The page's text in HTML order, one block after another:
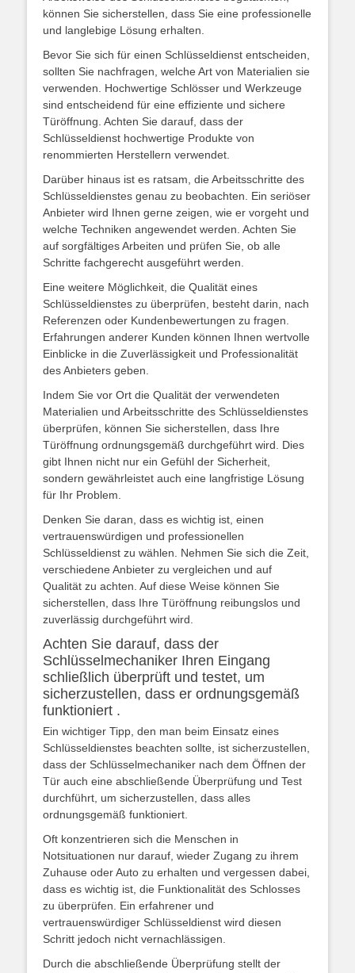
können Sie sicherstellen, dass Sie eine professionelle
und langlebige Lösung erhalten.
Bevor Sie sich für einen Schlüsseldienst entscheiden,
sollten Sie nachfragen, welche Art von Materialien sie
verwenden. Hochwertige Schlösser und Werkzeuge
sind entscheidend für eine effiziente und sichere
Türöffnung. Achten Sie darauf, dass der
Schlüsseldienst hochwertige Produkte von
renommierten Herstellern verwendet.
Darüber hinaus ist es ratsam, die Arbeitsschritte des
Schlüsseldienstes genau zu beobachten. Ein seriöser
Anbieter wird Ihnen gerne zeigen, wie er vorgeht und
welche Techniken angewendet werden. Achten Sie
auf sorgfältiges Arbeiten und prüfen Sie, ob alle
Schritte fachgerecht ausgeführt werden.
Eine weitere Möglichkeit, die Qualität eines
Schlüsseldienstes zu überprüfen, besteht darin, nach
Referenzen oder Kundenbewertungen zu fragen.
Erfahrungen anderer Kunden können Ihnen wertvolle
Einblicke in die Zuverlässigkeit und Professionalität
des Anbieters geben.
Indem Sie vor Ort die Qualität der verwendeten
Materialien und Arbeitsschritte des Schlüsseldienstes
überprüfen, können Sie sicherstellen, dass Ihre
Türöffnung ordnungsgemäß durchgeführt wird. Dies
gibt Ihnen nicht nur ein Gefühl der Sicherheit,
sondern gewährleistet auch eine langfristige Lösung
für Ihr Problem.
Denken Sie daran, dass es wichtig ist, einen
vertrauenswürdigen und professionellen
Schlüsseldienst zu wählen. Nehmen Sie sich die Zeit,
verschiedene Anbieter zu vergleichen und auf
Qualität zu achten. Auf diese Weise können Sie
sicherstellen, dass Ihre Türöffnung reibungslos und
zuverlässig durchgeführt wird.
Achten Sie darauf, dass der
Schlüsselmechaniker Ihren Eingang
schließlich überprüft und testet, um
sicherzustellen, dass er ordnungsgemäß
funktioniert .
Ein wichtiger Tipp, den man beim Einsatz eines
Schlüsseldienstes beachten sollte, ist sicherzustellen,
dass der Schlüsselmechaniker nach dem Öffnen der
Tür auch eine abschließende Überprüfung und Test
durchführt, um sicherzustellen, dass alles
ordnungsgemäß funktioniert.
Oft konzentrieren sich die Menschen in
Notsituationen nur darauf, wieder Zugang zu ihrem
Zuhause oder Auto zu erhalten und vergessen dabei,
dass es wichtig ist, die Funktionalität des Schlosses
zu überprüfen. Ein erfahrener und
vertrauenswürdiger Schlüsseldienst wird diesen
Schritt jedoch nicht vernachlässigen.
Durch die abschließende Überprüfung stellt der